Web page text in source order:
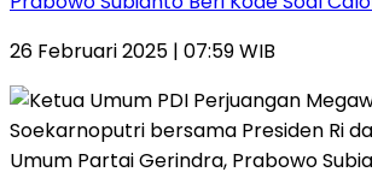
26 Februari 2025 | 07:59 WIB